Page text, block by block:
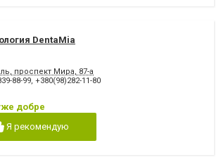
DentaMia
проспект Мира, 87-а
88-99, +380(98)282-11-80
добре
Я рекомендую